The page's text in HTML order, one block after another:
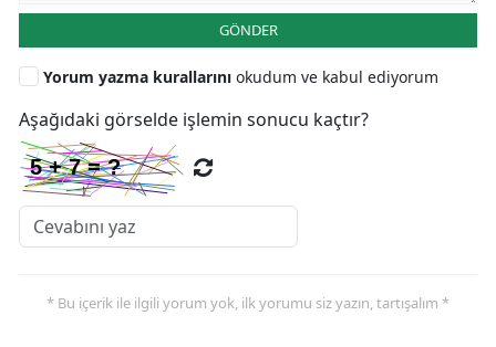
GÖNDER
Yorum yazma kurallarını okudum ve kabul ediyorum
Aşağıdaki görselde işlemin sonucu kaçtır?
* Bu içerik ile ilgili yorum yok, ilk yorumu siz yazın, tartışalım *